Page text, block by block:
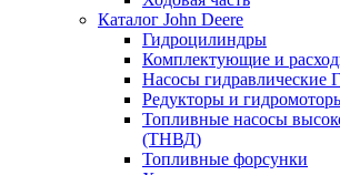
Каталог John Deere
Гидроцилиндры
Комплектующие и
Насосы гидравлические
Редукторы и
Топливные насосы
(ТНВД)
Топливные форсунки